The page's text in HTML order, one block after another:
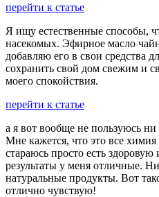
перейти к статье
Я ищу естественные способы,
насекомых. Эфирное масло
добавляю его в свои средства
сохранить свой дом свежим и
моего спокойствия.
перейти к статье
а я вот вообще не пользуюсь
Мне кажется, что это все
стараюсь просто есть
результаты у меня отличные.
натуральные продукты. Вот
отлично чувствую!